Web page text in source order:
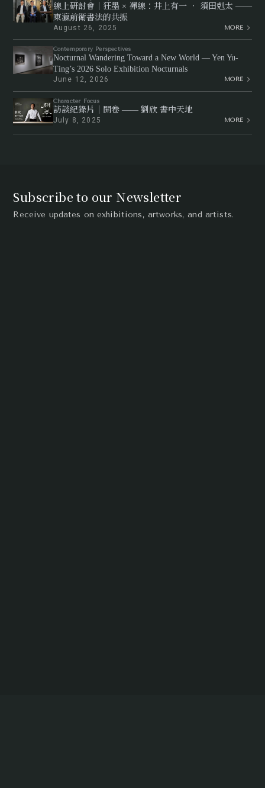
線上研討會｜狂墨 × 禪線：井上有一 ‧ 須田剋太 ——
東瀛前衛書法的共振
August 26, 2025 MORE
Contemporary Perspectives
Nocturnal Wandering Toward a New World — Yen Yu-
Ting’s 2026 Solo Exhibition Nocturnals
June 12, 2026 MORE
Character Focus
訪談紀錄片｜開卷 —— 劉欣 書中天地
July 8, 2025 MORE
Subscribe to our Newsletter
Receive updates on exhibitions, artworks, and artists.